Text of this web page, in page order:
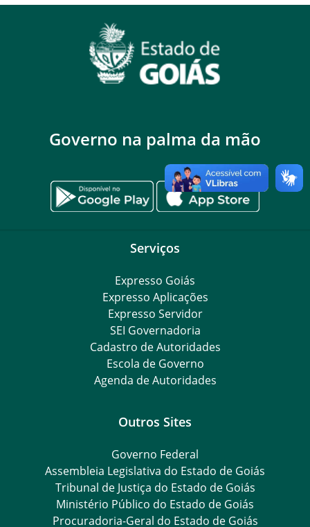
Governo na palma da mão
Serviços
Expresso Goiás
Expresso Aplicações
Expresso Servidor
SEI Governadoria
Cadastro de Autoridades
Escola de Governo
Agenda de Autoridades
Outros Sites
Governo Federal
Assembleia Legislativa do Estado de Goiás
Tribunal de Justiça do Estado de Goiás
Ministério Público do Estado de Goiás
Procuradoria-Geral do Estado de Goiás